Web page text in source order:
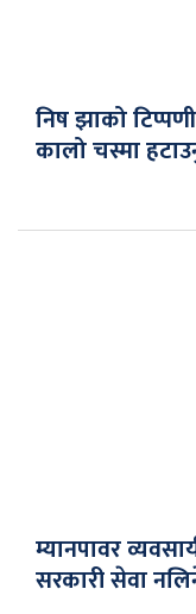
निष झाको
कालो चस्मा
म्यानपावर
सरकारी सेवा